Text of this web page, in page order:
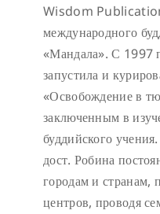
Wisdom
международного
«Мандала». С 1997
запустила и
«Освобождение в
заключенным в
буддийского
дост. Робина
городам и
центров, проводя